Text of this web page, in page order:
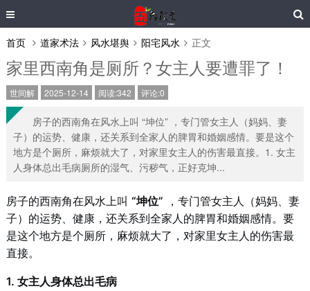
首页 道家术法 风水堪舆 阳宅风水 正文
家里西南角是厕所？女主人要遭罪了！
世间解 2025-12-14 阅读:342 评论:0
房子的西南角在风水上叫 “坤位” ，专门管女主人（妈妈、妻
子）的运势、健康，还关系到全家人的脾胃和婚姻感情。要是这个
地方是个厕所，麻烦就大了，对家里女主人的伤害最直接。1. 女主
人身体总出毛病厕所的湿气、污秽气，正好克坤...
房子的西南角在风水上叫 “坤位” ，专门管女主人（妈妈、妻
子）的运势、健康，还关系到全家人的脾胃和婚姻感情。要
是这个地方是个厕所，麻烦就大了，对家里女主人的伤害最
直接。
1. 女主人身体总出毛病